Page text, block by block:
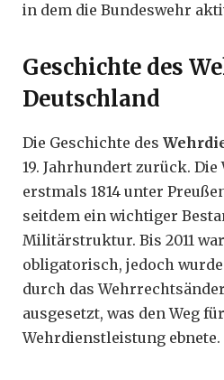
in dem die Bundeswehr
Geschichte des
Deutschland
Die Geschichte des
19. Jahrhundert zurück.
erstmals 1814 unter
seitdem ein wichtiger
Militärstruktur. Bis 2011
obligatorisch, jedoch
durch das
ausgesetzt, was den Weg
Wehrdienstleistung ebnete.